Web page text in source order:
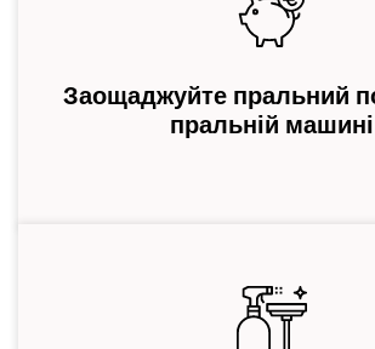
Заощаджуйте пральний
пральній машині